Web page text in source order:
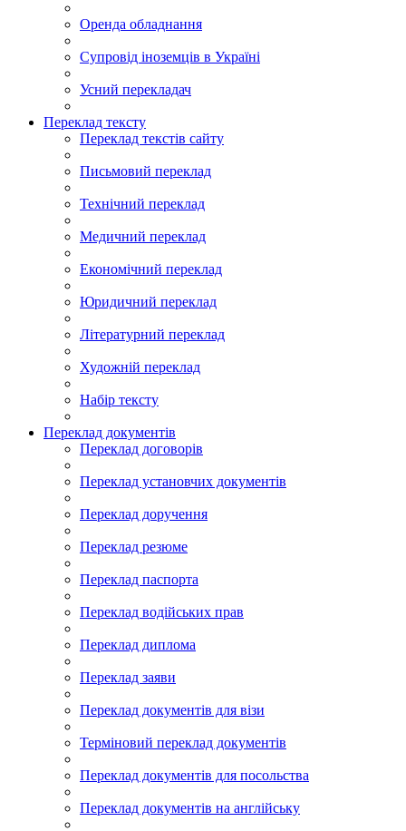
Оренда обладнання
Супровід іноземців в Україні
Усний перекладач
Переклад тексту
Переклад текстів сайту
Письмовий переклад
Технічний переклад
Медичний переклад
Економічний переклад
Юридичний переклад
Літературний переклад
Художній переклад
Набір тексту
Переклад документів
Переклад договорів
Переклад установчих документів
Переклад доручення
Переклад резюме
Переклад паспорта
Переклад водійських прав
Переклад диплома
Переклад заяви
Переклад документів для візи
Терміновий переклад документів
Переклад документів для посольства
Переклад документів на англійську